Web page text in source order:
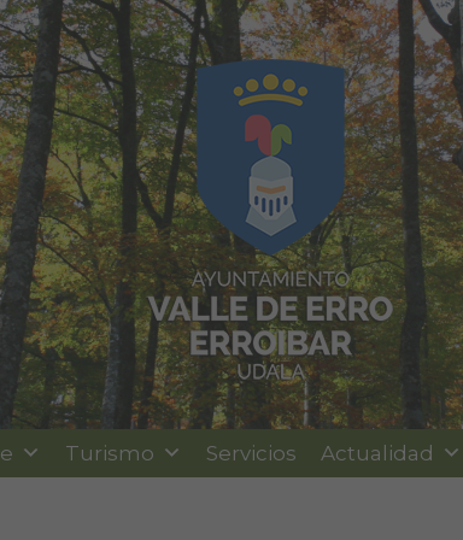
Turismo Servicios Actualidad